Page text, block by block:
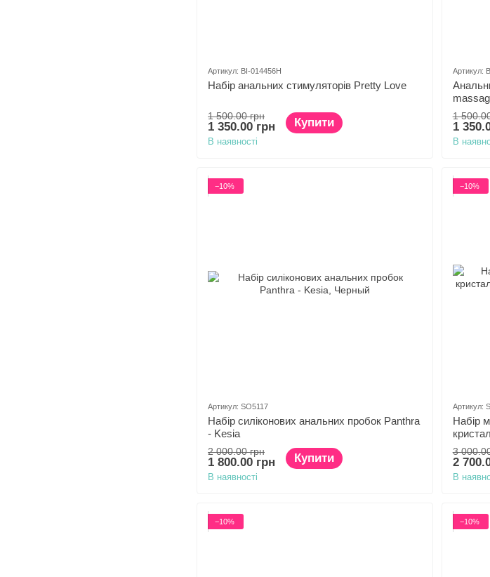
Артикул: BI-014456H
Набір анальних стимуляторів Pretty Love
1 500.00 грн
1 350.00 грн Купити
В наявності
Артикул:
1
1
В
−10%
Артикул: SO5117
Набір силіконових анальних пробок Panthra
- Kesia
2 000.00 грн
1 800.00 грн Купити
В наявності
−10%
Артикул:
Набір
Set
3
2
В
−10% −10%